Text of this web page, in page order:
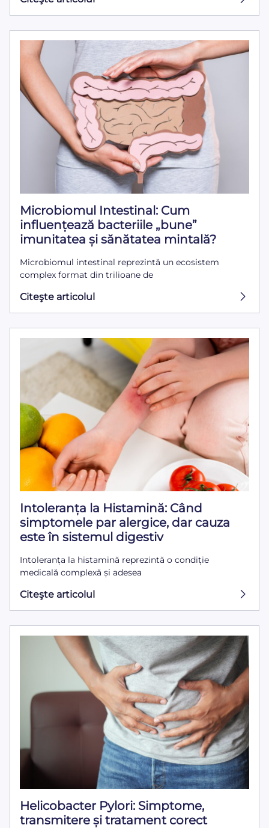
Microbiomul Intestinal: Cum
influențează bacteriile „bune”
imunitatea și sănătatea mintală?
Microbiomul intestinal reprezintă un ecosistem
complex format din trilioane de
Citeşte articolul
Intoleranța la Histamină: Când
simptomele par alergice, dar cauza
este în sistemul digestiv
Intoleranța la histamină reprezintă o condiție
medicală complexă și adesea
Citeşte articolul
Helicobacter Pylori: Simptome,
transmitere și tratament corect